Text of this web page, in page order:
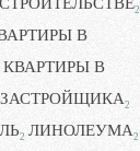
2
В
КВАРТИРЫ В
2
2 ЛИНОЛЕУМА2